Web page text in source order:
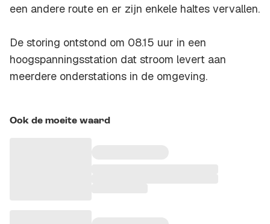
een andere route en er zijn enkele haltes vervallen.
De storing ontstond om 08.15 uur in een
hoogspanningsstation dat stroom levert aan
meerdere onderstations in de omgeving.
Ook de moeite waard